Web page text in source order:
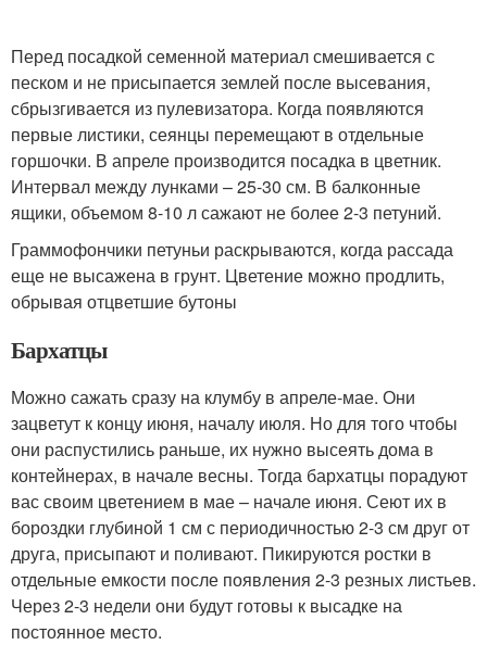
Перед посадкой семенной материал смешивается с
песком и не присыпается землей после высевания,
сбрызгивается из пулевизатора. Когда появляются
первые листики, сеянцы перемещают в отдельные
горшочки. В апреле производится посадка в цветник.
Интервал между лунками – 25-30 см. В балконные
ящики, объемом 8-10 л сажают не более 2-3 петуний.
Граммофончики петуньи раскрываются, когда рассада
еще не высажена в грунт. Цветение можно продлить,
обрывая отцветшие бутоны
Бархатцы
Можно сажать сразу на клумбу в апреле-мае. Они
зацветут к концу июня, началу июля. Но для того чтобы
они распустились раньше, их нужно высеять дома в
контейнерах, в начале весны. Тогда бархатцы порадуют
вас своим цветением в мае – начале июня. Сеют их в
бороздки глубиной 1 см с периодичностью 2-3 см друг от
друга, присыпают и поливают. Пикируются ростки в
отдельные емкости после появления 2-3 резных листьев.
Через 2-3 недели они будут готовы к высадке на
постоянное место.